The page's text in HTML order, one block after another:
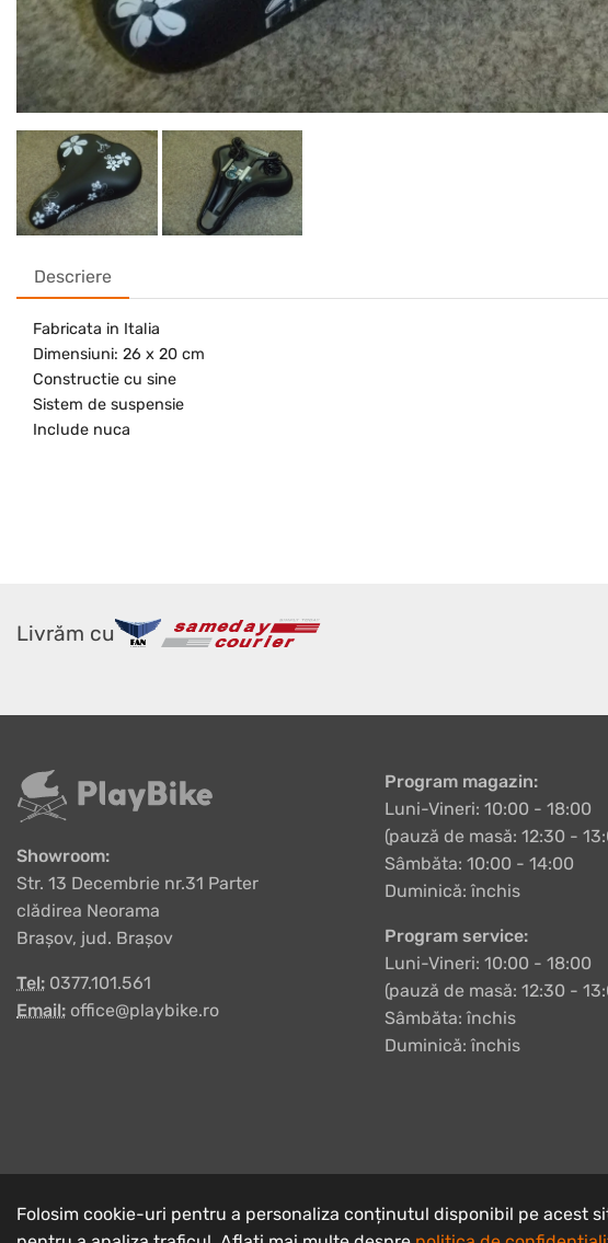
Descriere
Fabricata in Italia
Dimensiuni: 26 x 20 cm
Constructie cu sine
Sistem de suspensie
Include nuca
Livrăm cu
Showroom:
Str. 13 Decembrie nr.31 Parter
clădirea Neorama
Brașov, jud. Brașov
Tel: 0377.101.561
Email: office@playbike.ro
Program magazin:
Luni-Vineri: 10:00 - 18:00
(pauză de masă: 12:30 -
Sâmbăta: 10:00 - 14:00
Duminică: închis
Program service:
Luni-Vineri: 10:00 - 18:00
(pauză de masă: 12:30 -
Sâmbăta: închis
Duminică: închis
Copyrights © 2003 - 2026 PlayBike Biciclete
Folosim cookie-uri pentru a personaliza conținutul disponibil pe acest